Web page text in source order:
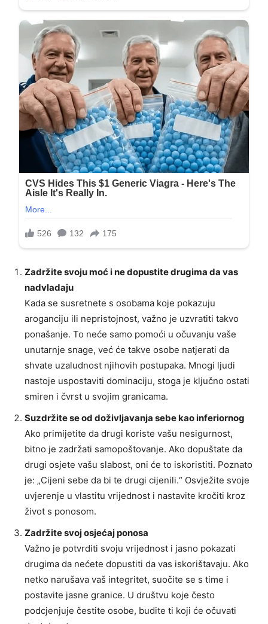
Zadržite svoju moć i ne dopustite drugima da vas
nadvladaju
Kada se susretnete s osobama koje pokazuju
aroganciju ili nepristojnost, važno je uzvratiti takvo
ponašanje. To neće samo pomoći u očuvanju vaše
unutarnje snage, već će takve osobe natjerati da
shvate uzaludnost njihovih postupaka. Mnogi ljudi
nastoje uspostaviti dominaciju, stoga je ključno ostati
smiren i čvrst u svojim granicama.
Suzdržite se od doživljavanja sebe kao inferiornog
Ako primijetite da drugi koriste vašu nesigurnost,
bitno je zadržati samopoštovanje. Ako dopuštate da
drugi osjete vašu slabost, oni će to iskoristiti. Poznato
je: „Cijeni sebe da bi te drugi cijenili.“ Osvježite svoje
uvjerenje u vlastitu vrijednost i nastavite kročiti kroz
život s ponosom.
Zadržite svoj osjećaj ponosa
Važno je potvrditi svoju vrijednost i jasno pokazati
drugima da nećete dopustiti da vas iskorištavaju. Ako
netko narušava vaš integritet, suočite se s time i
postavite jasne granice. U društvu koje često
podcjenjuje čestite osobe, budite ti koji će očuvati